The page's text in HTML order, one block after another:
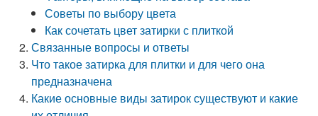
Советы по выбору цвета
Как сочетать цвет затирки с плиткой
Связанные вопросы и ответы
Что такое затирка для плитки и для чего она
предназначена
Какие основные виды затирок существуют и какие